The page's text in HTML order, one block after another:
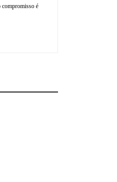
compromisso é